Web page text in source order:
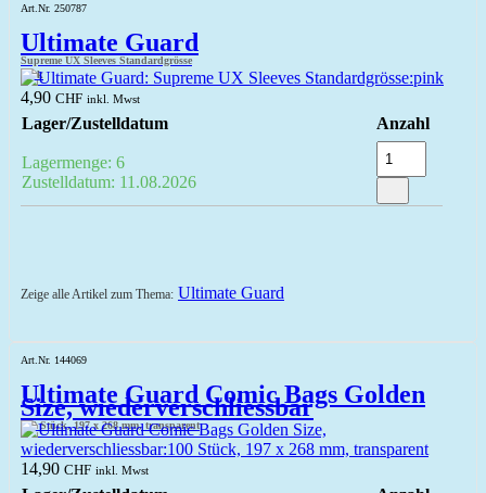
Art.Nr. 250787
Ultimate Guard
Supreme UX Sleeves Standardgrösse
pink
4,90 CHF inkl. Mwst
Lager/Zustelldatum Anzahl
Lagermenge: 6
Zustelldatum: 11.08.2026
Zeige alle Artikel zum Thema: Ultimate Guard
Art.Nr. 144069
Ultimate Guard Comic Bags Golden
Size, wiederverschliessbar
100 Stück, 197 x 268 mm, transparent
14,90 CHF inkl. Mwst